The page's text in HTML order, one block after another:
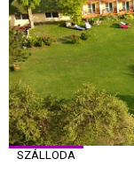
SZÁLLODA